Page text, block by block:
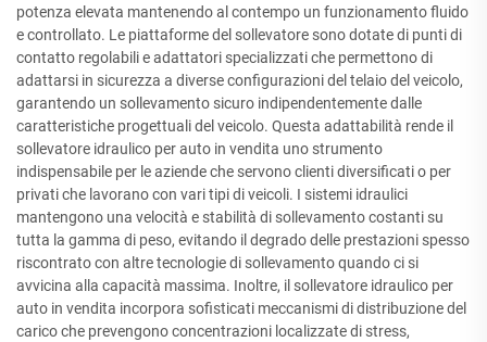
potenza elevata mantenendo al contempo un funzionamento fluido
e controllato. Le piattaforme del sollevatore sono dotate di punti di
contatto regolabili e adattatori specializzati che permettono di
adattarsi in sicurezza a diverse configurazioni del telaio del veicolo,
garantendo un sollevamento sicuro indipendentemente dalle
caratteristiche progettuali del veicolo. Questa adattabilità rende il
sollevatore idraulico per auto in vendita uno strumento
indispensabile per le aziende che servono clienti diversificati o per
privati che lavorano con vari tipi di veicoli. I sistemi idraulici
mantengono una velocità e stabilità di sollevamento costanti su
tutta la gamma di peso, evitando il degrado delle prestazioni spesso
riscontrato con altre tecnologie di sollevamento quando ci si
avvicina alla capacità massima. Inoltre, il sollevatore idraulico per
auto in vendita incorpora sofisticati meccanismi di distribuzione del
carico che prevengono concentrazioni localizzate di stress,